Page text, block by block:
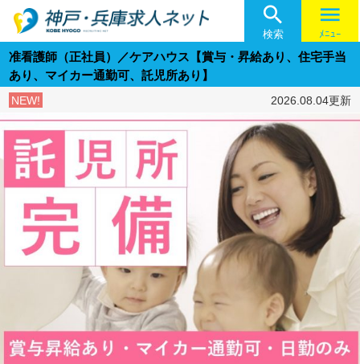

検索
menu
ﾒﾆｭｰ
准看護師（正社員）／ケアハウス【賞与・昇給あり、住宅手当
あり、マイカー通勤可、託児所あり】
NEW! 2026.08.04更新